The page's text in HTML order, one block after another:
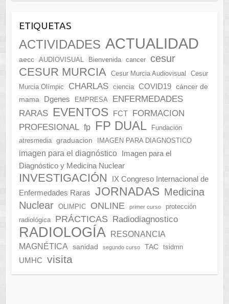
ETIQUETAS
ACTIVIDADES ACTUALIDAD
aecc AUDIOVISUAL Bienvenida cancer cesur
CESUR MURCIA Cesur Murcia Audiovisual
Cesur
Murcia Olímpic
CHARLAS ciencia COVID19
cáncer de
mama
Dgenes EMPRESA
ENFERMEDADES
RARAS EVENTOS FCT
FORMACION
PROFESIONAL fp FP DUAL
Fundación
atresmedia
graduacion IMAGEN PARA DIAGNOSTICO
imagen para el diagnóstico
Imagen para el
Diagnóstico y Medicina Nuclear
INVESTIGACIÓN
IX Congreso Internacional de
Enfermedades Raras
JORNADAS Medicina
Nuclear
OLIMPIC ONLINE primer curso
protección
radiológica
PRÁCTICAS Radiodiagnostico
RADIOLOGÍA
RESONANCIA
MAGNÉTICA
sanidad segundo curso TAC tsidmn
UMHC visita